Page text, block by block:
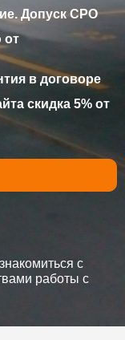
Допуск СРО
от
в договоре
скидка 5% от
с
работы с